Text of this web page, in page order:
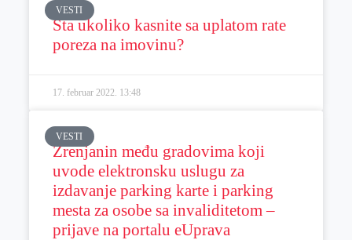
VESTI
Šta ukoliko kasnite sa uplatom rate
poreza na imovinu?
17. februar 2022. 13:48
VESTI
Zrenjanin među gradovima koji
uvode elektronsku uslugu za
izdavanje parking karte i parking
mesta za osobe sa invaliditetom –
prijave na portalu eUprava